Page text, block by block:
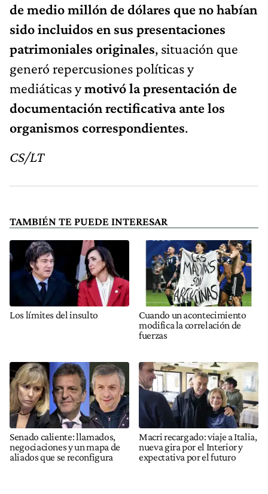
de medio millón de dólares que no habían
sido incluidos en sus presentaciones
patrimoniales originales, situación que
generó repercusiones políticas y
mediáticas ymotivó la presentación de
documentación rectificativa ante los
organismos correspondientes.
CS/LT
TAMBIÉN TE PUEDE INTERESAR
Los límites del insulto
Cuando un acontecimiento
modifica la correlación de
fuerzas
Senado caliente: llamados,
negociaciones y un mapa de
aliados que se reconfigura
Macri recargado: viaje a Italia,
nueva gira por el Interior y
expectativa por el futuro